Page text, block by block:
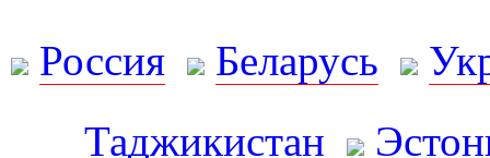
Россия Беларусь
Таджикистан